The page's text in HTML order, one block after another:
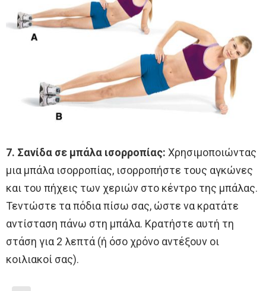
7. Σανίδα σε μπάλα ισορροπίας: Χρησιμοποιώντας
μια μπάλα ισορροπίας, ισορροπήστε τους αγκώνες
και του πήχεις των χεριών στο κέντρο της μπάλας.
Τεντώστε τα πόδια πίσω σας, ώστε να κρατάτε
αντίσταση πάνω στη μπάλα. Κρατήστε αυτή τη
στάση για 2 λεπτά (ή όσο χρόνο αντέξουν οι
κοιλιακοί σας).